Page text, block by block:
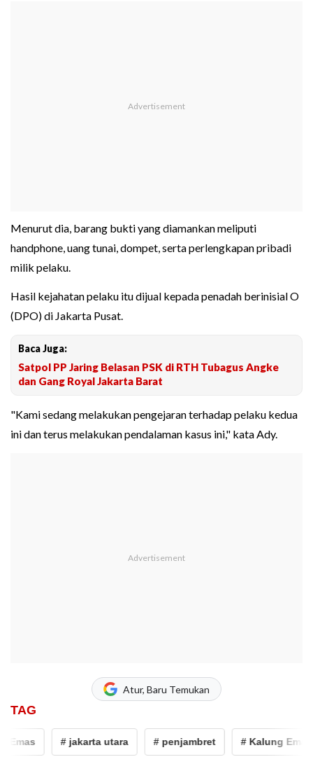
Menurut dia, barang bukti yang diamankan meliputi
handphone, uang tunai, dompet, serta perlengkapan pribadi
milik pelaku.
Hasil kejahatan pelaku itu dijual kepada penadah berinisial O
(DPO) di Jakarta Pusat.
Baca Juga:
Satpol PP Jaring Belasan PSK di RTH Tubagus Angke
dan Gang Royal Jakarta Barat
"Kami sedang melakukan pengejaran terhadap pelaku kedua
ini dan terus melakukan pendalaman kasus ini," kata Ady.
Atur, Baru Temukan
TAG
# jakarta utara # penjambret # Kalung Emas